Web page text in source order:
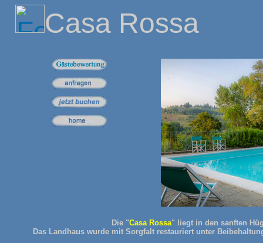
Casa Rossa
Die "Casa Rossa" liegt in den sanften
Das Landhaus wurde mit Sorgfalt restauriert unter